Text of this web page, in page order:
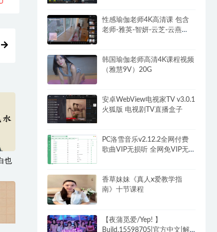
也
性感瑜伽老师4K高清课 包含
老师-雅英-智妍-云芝-云燕
韩国瑜伽老师高清4K课程视频
（雅慧9V）20G
安卓WebView电视家TV v3.0.1
火狐版 电视剧TV直播盒子
PC洛雪音乐v2.12.2全网付费
歌曲VIP无损听 全网免VIP无
香草妹妹《真人x爱教学指
南》十节课程
【夜蒲觅爱/Yep! 】
Build.15598705|官方中文|解